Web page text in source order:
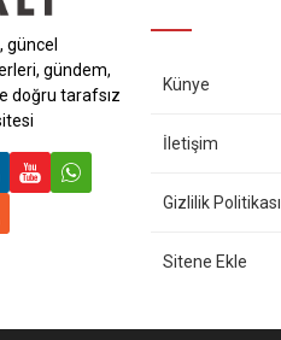
güncel
gündem,
doğru tarafsız
Künye
İletişim
Gizlilik Politikası
Sitene Ekle